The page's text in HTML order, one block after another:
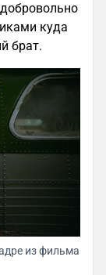
куда
брат.
из фильма